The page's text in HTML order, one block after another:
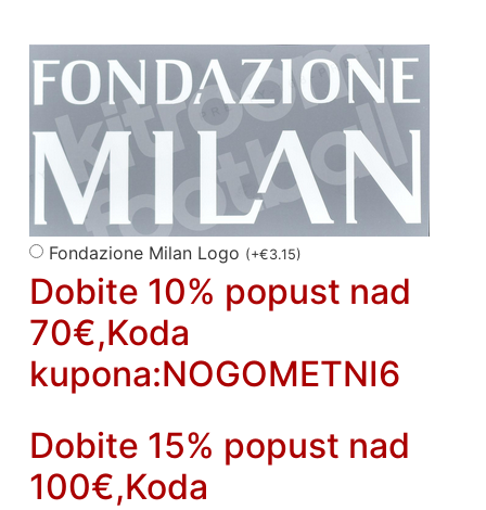
Fondazione Milan Logo (+€3.15)
Dobite 10% popust nad
70€,Koda
kupona:NOGOMETNI6
Dobite 15% popust nad
100€,Koda